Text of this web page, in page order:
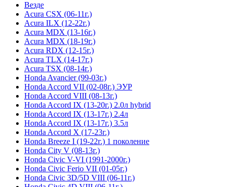
Везде
Acura CSX (06-11г.)
Acura ILX (12-22г.)
Acura MDX (13-16г.)
Acura MDX (18-19г.)
Acura RDX (12-15г.)
Acura TLX (14-17г.)
Acura TSX (08-14г.)
Honda Avancier (99-03г.)
Honda Accord VII (02-08г.) ЭУР
Honda Accord VIII (08-13г.)
Honda Accord IX (13-20г.) 2.0л hybrid
Honda Accord IX (13-17г.) 2.4л
Honda Accord IX (13-17г.) 3.5л
Honda Accord X (17-23г.)
Honda Breeze I (19-22г.) 1 поколение
Honda City V (08-13г.)
Honda Civic V-VI (1991-2000г.)
Honda Civic Ferio VII (01-05г.)
Honda Civic 3D/5D VIII (06-11г.)